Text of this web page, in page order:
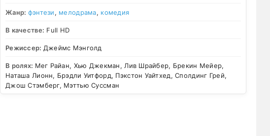
Жанр: фэнтези, мелодрама, комедия
В качестве: Full HD
Режиссер: Джеймс Мэнголд
В ролях: Мег Райан, Хью Джекман, Лив Шрайбер, Брекин Мейер,
Наташа Лионн, Брэдли Уитфорд, Пэкстон Уайтхед, Сполдинг Грей,
Джош Стэмберг, Мэттью Суссман